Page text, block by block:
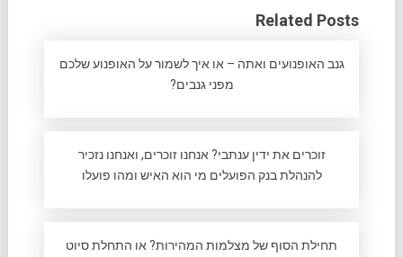
Related Posts
גנב האופנועים ואתה – או איך לשמור על האופנוע שלכם
מפני גנבים?
זוכרים את ידין ענתבי? אנחנו זוכרים, ואנחנו נזכיר
להנהלת בנק הפועלים מי הוא האיש ומהו פועלו
תחילת הסוף של מצלמות המהירות? או התחלת סיוט